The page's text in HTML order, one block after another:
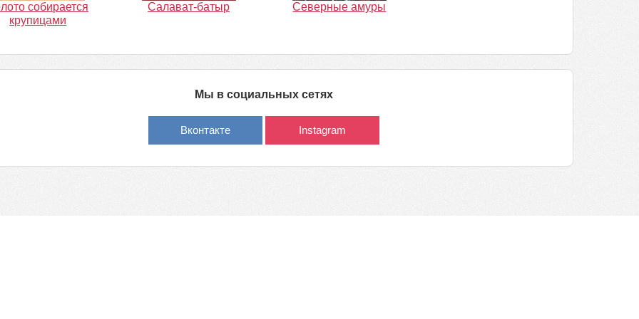
собирается
крупицами
Салават-батыр Северные амуры
Мы в социальных сетях
Вконтакте Instagram